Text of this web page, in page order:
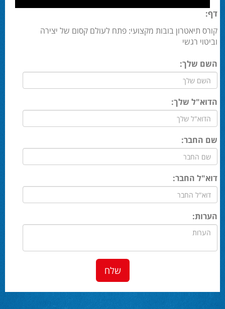
דף:
קורס תיאטרון בובות מקצועי: פתח לעולם קסום של יצירה
וביטוי רגשי
השם שלך:
הדוא"ל שלך:
שם החבר:
דוא"ל החבר:
הערות: